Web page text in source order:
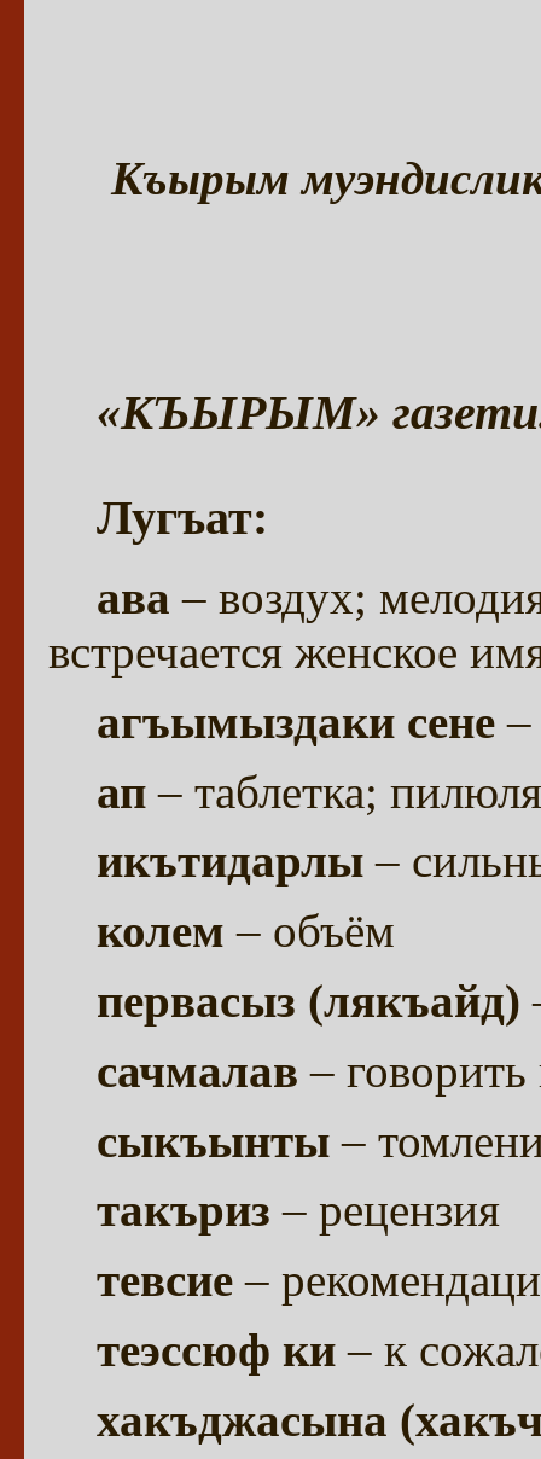
Къырым муэндислик
«КЪЫРЫМ» газети.
Лугъат:
ава – воздух;
встречается женское
агъымыздаки сене–
ап– таблетка; пилюля
икътидарлы–
колем – объём
первасыз (лякъайд)
сачмалав –
сыкъынты–
такъриз – рецензия
тевсие–
теэссюф ки– к
хакъджасына